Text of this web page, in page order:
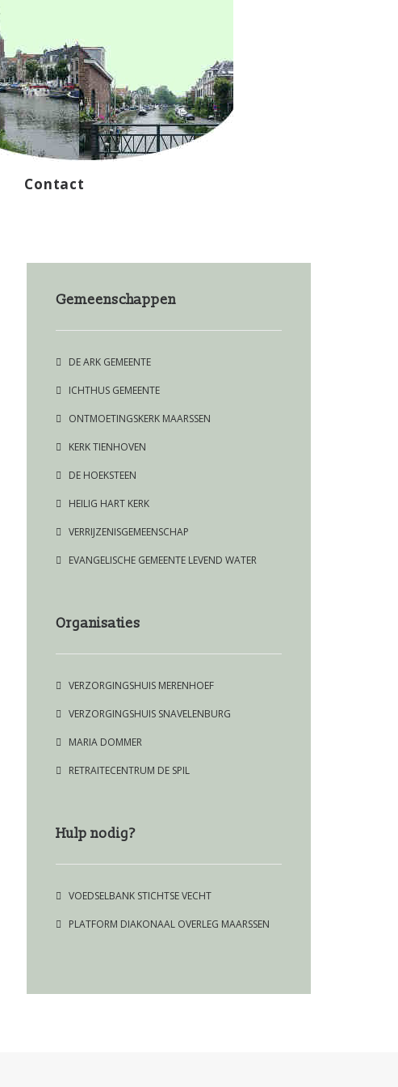
Contact
Gemeenschappen
DE ARK GEMEENTE
ICHTHUS GEMEENTE
ONTMOETINGSKERK MAARSSEN
KERK TIENHOVEN
DE HOEKSTEEN
HEILIG HART KERK
VERRIJZENISGEMEENSCHAP
EVANGELISCHE GEMEENTE LEVEND WATER
Organisaties
VERZORGINGSHUIS MERENHOEF
VERZORGINGSHUIS SNAVELENBURG
MARIA DOMMER
RETRAITECENTRUM DE SPIL
Hulp nodig?
VOEDSELBANK STICHTSE VECHT
PLATFORM DIAKONAAL OVERLEG MAARSSEN